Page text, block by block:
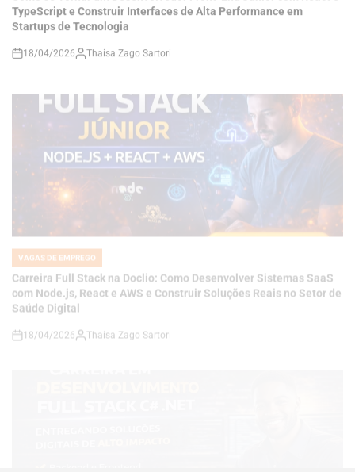
on
18/04/2026 Thaisa Zago Sartori
POSTED
VAGAS DE EMPREGO
Carreira Full Stack na Doclio: Como Desenvolver Sistemas SaaS
com Node.js, React e AWS e Construir Soluções Reais no Setor de
on